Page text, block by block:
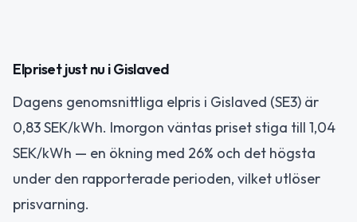
Elpriset just nu i Gislaved
Dagens genomsnittliga elpris i Gislaved (SE3) är
0,83 SEK/kWh. Imorgon väntas priset stiga till 1,04
SEK/kWh — en ökning med 26% och det högsta
under den rapporterade perioden, vilket utlöser
prisvarning.